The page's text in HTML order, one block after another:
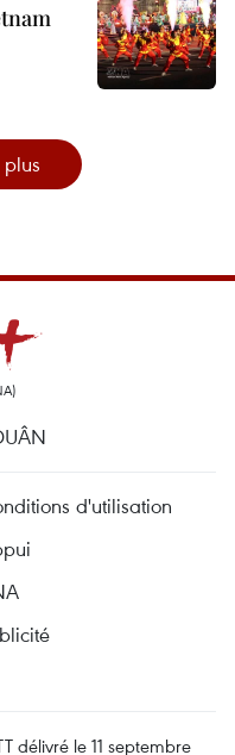
d'utilisation
délivré le 11 septembre